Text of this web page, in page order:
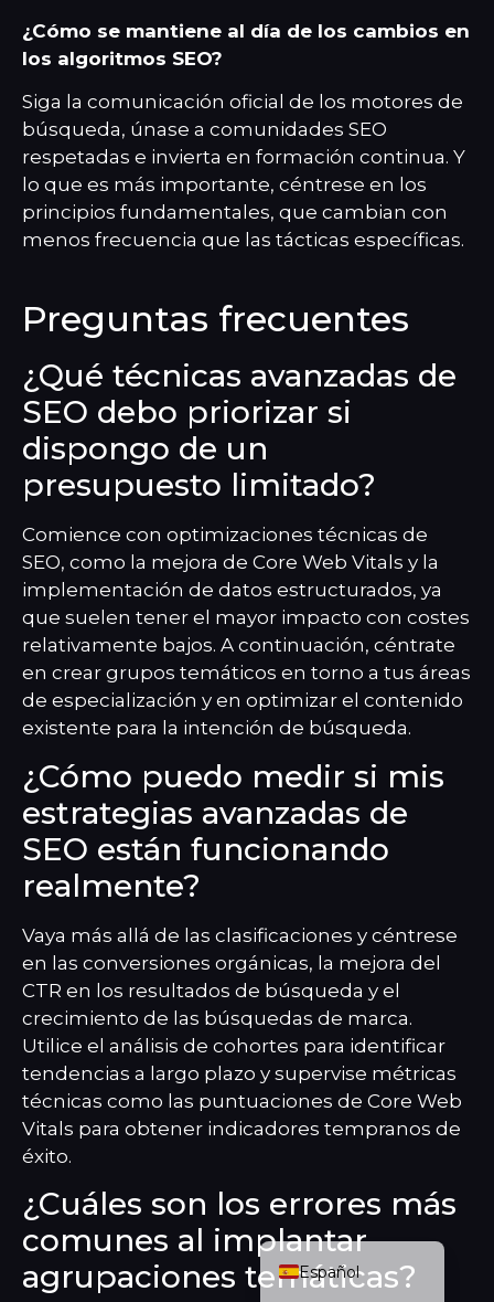
¿Cómo se mantiene al día de los cambios en
los algoritmos SEO?
Siga la comunicación oficial de los motores de
búsqueda, únase a comunidades SEO
respetadas e invierta en formación continua. Y
lo que es más importante, céntrese en los
principios fundamentales, que cambian con
menos frecuencia que las tácticas específicas.
Preguntas frecuentes
¿Qué técnicas avanzadas de
SEO debo priorizar si
dispongo de un
presupuesto limitado?
Comience con optimizaciones técnicas de
SEO, como la mejora de Core Web Vitals y la
implementación de datos estructurados, ya
que suelen tener el mayor impacto con costes
relativamente bajos. A continuación, céntrate
en crear grupos temáticos en torno a tus áreas
de especialización y en optimizar el contenido
existente para la intención de búsqueda.
¿Cómo puedo medir si mis
estrategias avanzadas de
SEO están funcionando
realmente?
Vaya más allá de las clasificaciones y céntrese
en las conversiones orgánicas, la mejora del
CTR en los resultados de búsqueda y el
crecimiento de las búsquedas de marca.
Utilice el análisis de cohortes para identificar
tendencias a largo plazo y supervise métricas
técnicas como las puntuaciones de Core Web
Vitals para obtener indicadores tempranos de
éxito.
¿Cuáles son los errores más
comunes al implantar
agrupaciones temáticas?
Español
NEDERLANDS
ENGLISH (UK)
FRANÇAIS
ITALIANO